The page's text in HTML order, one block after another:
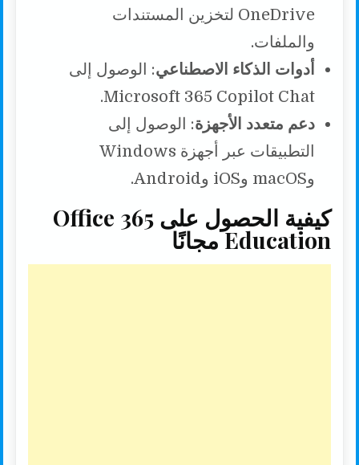
OneDrive لتخزين المستندات
والملفات.
أدوات الذكاء الاصطناعي: الوصول إلى
Microsoft 365 Copilot Chat.
دعم متعدد الأجهزة: الوصول إلى
التطبيقات عبر أجهزة Windows
وmacOS وiOS وAndroid.
كيفية الحصول على Office 365
Education مجانًا